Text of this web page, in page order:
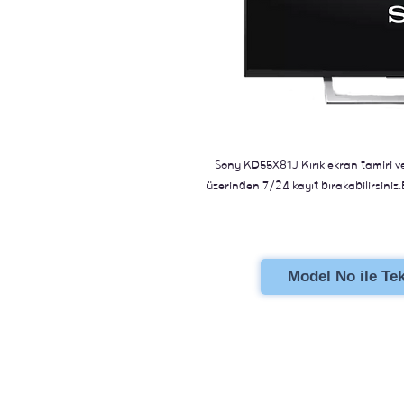
Sony KD55X81J Kırık ekran
üzerinden 7/24 kayıt
Model No ile